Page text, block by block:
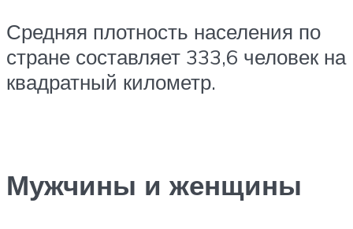
Средняя плотность населения по
стране составляет 333,6 человек на
квадратный километр.
Мужчины и женщины